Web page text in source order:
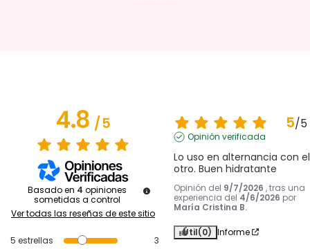
4.8/5
Basado en 4 opiniones
sometidas a control
Ver todas las reseñas de este sitio
5 estrellas
3
5/5
Opinión verificada
Lo uso en alternancia con el
otro. Buen hidratante
Opinión del 9/7/2026 , tras una
experiencia del 4/6/2026 por
María Cristina B.
Útil(0) Informe